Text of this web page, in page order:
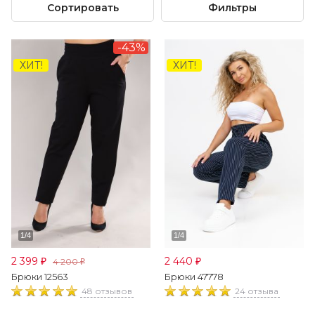
Сортировать Фильтры
ХИТ!
-43%
2 399 ₽ 4 200₽
Брюки 12563
48 отзывов
ХИТ!
2 440 ₽
Брюки 47778
24 отзыва